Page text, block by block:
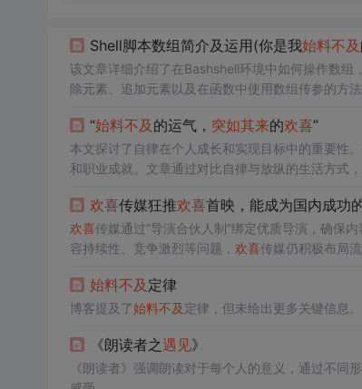
Shell脚本数组简介及运用(你是我始料不及
该文章详细介绍了在Bashshell环境中如何操作数
除元素、追加元素以及在函数中使用数组传参的方
“始料不及 的运气， 突如其来的欢喜”
本文探讨了自律在个人成长和实现目标中的重要性
和职业成就。文章通过对比自律与放纵的生活方式
欢喜传媒狂推欢喜首映，能成为国内成功
欢喜传媒通过“导演合伙人制”绑定优质导演，确保
容持续性、竞争激烈等问题， 欢喜传媒仍积极布局
始料不及 定律
博客提及了始料不及 定律，但未给出更多关键信息。
《朗读者之遇见》
《朗读者》强调朗读对于每个人的意义，通过不同